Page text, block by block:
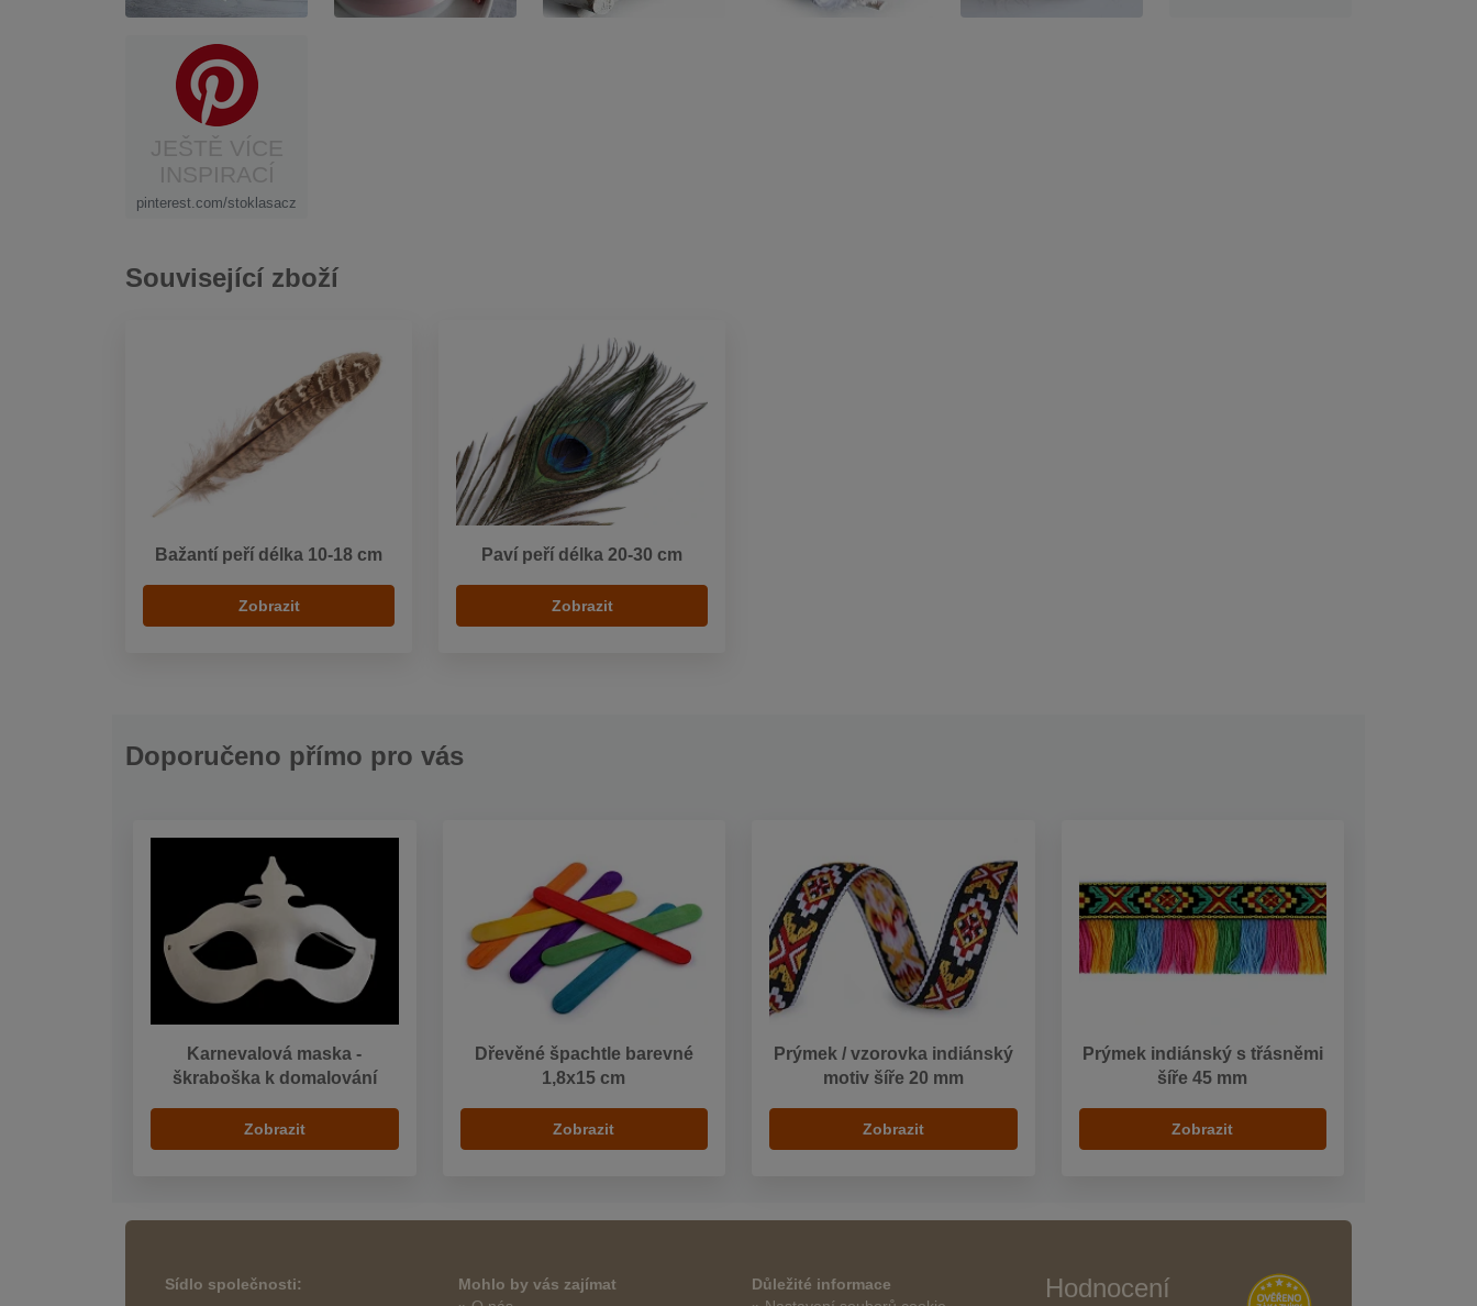
pinterest.com/stoklasacz
Související zboží
Bažantí peří délka 10-18 cm
Zobrazit
Paví peří délka 20-30 cm
Zobrazit
Doporučeno přímo pro vás
Karnevalová maska -
škraboška k domalování
Zobrazit
Dřevěné špachtle barevné
1,8x15 cm
Zobrazit
Prýmek / vzorovka indiánský
motiv šíře 20 mm
Zobrazit
Prýmek indiánský s třásněmi
šíře 45 mm
Zobrazit
Sídlo společnosti:
Mohlo by vás zajímat
Důležité informace
Hodnocení